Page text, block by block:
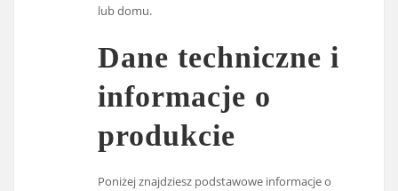
lub domu.
Dane techniczne i
informacje o
produkcie
Poniżej znajdziesz podstawowe informacje o